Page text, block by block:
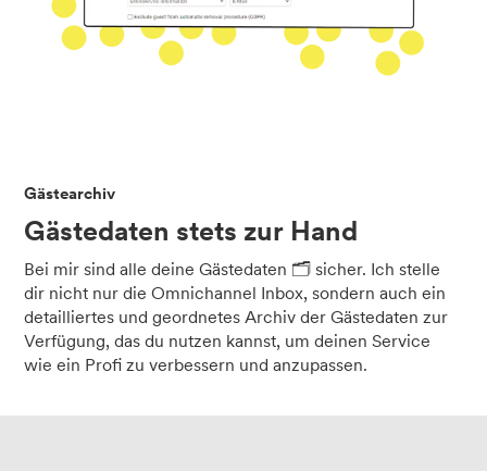
Gästearchiv
Gästedaten stets zur Hand
Bei mir sind alle deine Gästedaten 🗂️ sicher. Ich stelle
dir nicht nur die Omnichannel Inbox, sondern auch ein
detailliertes und geordnetes Archiv der Gästedaten zur
Verfügung, das du nutzen kannst, um deinen Service
wie ein Profi zu verbessern und anzupassen.